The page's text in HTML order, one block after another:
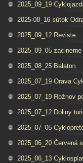
2025_09_19
2025-08_16 sútok
2025_09_12 Reviste
2025_09_05 zacineme
2025_08_25 Balaton
2025_07_19 Orava
2025_07_19 Rožnov
2025_07_12 Doliny
2025_07_05
2025_06_20 Červená
2025_06_13